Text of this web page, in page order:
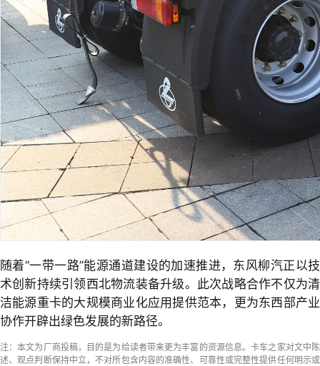
随着“一带一路”能源通道建设的加速推进，东风柳汽正以技
术创新持续引领西北物流装备升级。此次战略合作不仅为清
洁能源重卡的大规模商业化应用提供范本，更为东西部产业
协作开辟出绿色发展的新路径。
注：本文为厂商投稿，目的是为给读者带来更为丰富的资源信息。卡车之家对文中陈
述、观点判断保持中立，不对所包含内容的准确性、可靠性或完整性提供任何明示或